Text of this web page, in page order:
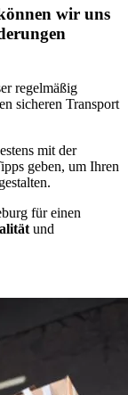
wir uns
regelmäßig
sicheren Transport
mit der
geben, um Ihren
für einen
und